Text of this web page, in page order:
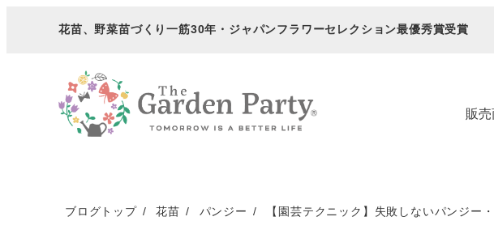
花苗、野菜苗づくり一筋30年・ ジャパンフラワーセレクション最優秀賞受賞
販
ブログトップ 花苗 パンジー 【園芸テクニック】失敗しないパンジー